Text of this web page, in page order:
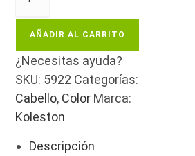
AÑADIR AL CARRITO
¿Necesitas ayuda?
SKU: 5922 Categorías:
Cabello, Color Marca:
Koleston
Descripción